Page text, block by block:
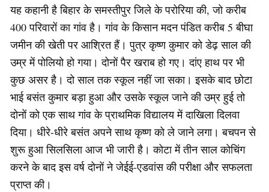
यह कहानी है बिहार के समस्तीपुर जिले के परोरिया की, जो करीब
400 परिवारों का गांव है। गांव के किसान मदन पंडित करीब 5 बीघा
जमीन की खेती पर आश्रित हैं। पुत्र कृष्ण कुमार को डेढ़ साल की
उम्र में पोलियो हो गया। दोनों पैर खराब हो गए। दांए हाथ पर भी
कुछ असर है। दो साल तक स्कूल नहीं जा सका। इसके बाद छोटा
भाई बसंत कुमार बड़ा हुआ और उसके स्कूल जाने की उम्र हुई तो
दोनों को एक साथ गांव के प्राथमिक विद्यालय में दाखिला दिलवा
दिया। धीरे-धीरे बसंत अपने साथ कृष्ण को ले जाने लगा। बचपन से
शुरू हुआ सिलसिला आज भी जारी है। कोटा में तीन साल कोचिंग
करने के बाद इस वर्ष दोनों ने जेईई-एडवांस की परीक्षा और सफलता
प्राप्त की।